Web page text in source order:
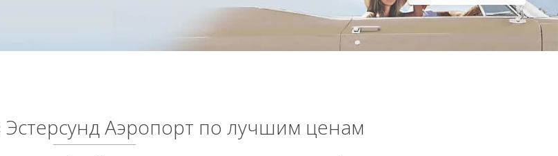
العربية
Аэропорт по лучшим ценам